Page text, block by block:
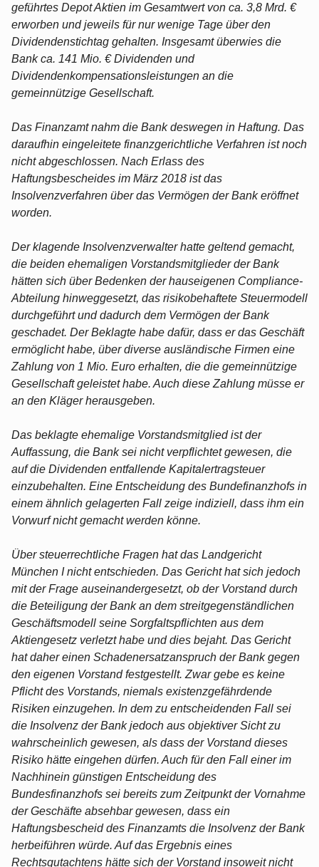
geführtes Depot Aktien im Gesamtwert von ca. 3,8 Mrd. €
erworben und jeweils für nur wenige Tage über den
Dividendenstichtag gehalten. Insgesamt überwies die
Bank ca. 141 Mio. € Dividenden und
Dividendenkompensationsleistungen an die
gemeinnützige Gesellschaft.
Das Finanzamt nahm die Bank deswegen in Haftung. Das
daraufhin eingeleitete finanzgerichtliche Verfahren ist noch
nicht abgeschlossen. Nach Erlass des
Haftungsbescheides im März 2018 ist das
Insolvenzverfahren über das Vermögen der Bank eröffnet
worden.
Der klagende Insolvenzverwalter hatte geltend gemacht,
die beiden ehemaligen Vorstandsmitglieder der Bank
hätten sich über Bedenken der hauseigenen Compliance-
Abteilung hinweggesetzt, das risikobehaftete Steuermodell
durchgeführt und dadurch dem Vermögen der Bank
geschadet. Der Beklagte habe dafür, dass er das Geschäft
ermöglicht habe, über diverse ausländische Firmen eine
Zahlung von 1 Mio. Euro erhalten, die die gemeinnützige
Gesellschaft geleistet habe. Auch diese Zahlung müsse er
an den Kläger herausgeben.
Das beklagte ehemalige Vorstandsmitglied ist der
Auffassung, die Bank sei nicht verpflichtet gewesen, die
auf die Dividenden entfallende Kapitalertragsteuer
einzubehalten. Eine Entscheidung des Bundefinanzhofs in
einem ähnlich gelagerten Fall zeige indiziell, dass ihm ein
Vorwurf nicht gemacht werden könne.
Über steuerrechtliche Fragen hat das Landgericht
München I nicht entschieden. Das Gericht hat sich jedoch
mit der Frage auseinandergesetzt, ob der Vorstand durch
die Beteiligung der Bank an dem streitgegenständlichen
Geschäftsmodell seine Sorgfaltspflichten aus dem
Aktiengesetz verletzt habe und dies bejaht. Das Gericht
hat daher einen Schadenersatzanspruch der Bank gegen
den eigenen Vorstand festgestellt. Zwar gebe es keine
Pflicht des Vorstands, niemals existenzgefährdende
Risiken einzugehen. In dem zu entscheidenden Fall sei
die Insolvenz der Bank jedoch aus objektiver Sicht zu
wahrscheinlich gewesen, als dass der Vorstand dieses
Risiko hätte eingehen dürfen. Auch für den Fall einer im
Nachhinein günstigen Entscheidung des
Bundesfinanzhofs sei bereits zum Zeitpunkt der Vornahme
der Geschäfte absehbar gewesen, dass ein
Haftungsbescheid des Finanzamts die Insolvenz der Bank
herbeiführen würde. Auf das Ergebnis eines
Rechtsgutachtens hätte sich der Vorstand insoweit nicht